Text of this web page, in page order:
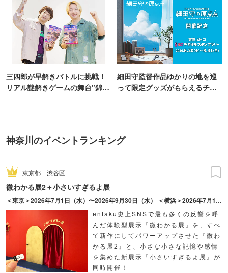
三四郎が早解きバトルに挑戦！
リアル謎解きゲームの舞台"錦糸
細田守監督作品ゆかりの地を巡
って限定グッズがもらえるチャ
神奈川のイベントランキング
東京都 渋谷区
微わかる展2＋小さいすぎるよ展
＜東京＞2026年7月1日（水）〜2026年9月30日（水） ＜横浜＞2026年7月17日（金）〜2026年10月18日（日）
entaku史上SNSで最も多くの反響を呼
んだ体験型展示『微わかる展』を、すべ
て新作にしてパワーアップさせた『微わ
かる展2』と、小さな小さな記憶や感情
を集めた新展示『小さいすぎるよ展』が
同時開催！